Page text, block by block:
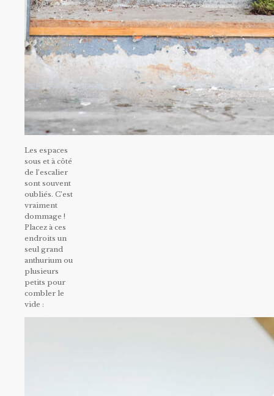
Les espaces
sous et à côté
de l’escalier
sont souvent
oubliés. C’est
vraiment
dommage !
Placez à ces
endroits un
seul grand
anthurium ou
plusieurs
petits pour
combler le
vide :